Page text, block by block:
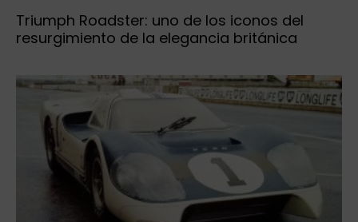
Triumph Roadster: uno de los iconos del
resurgimiento de la elegancia británica